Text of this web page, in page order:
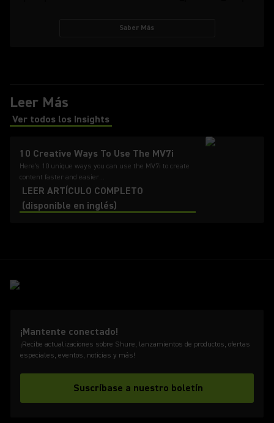
Saber Más
Leer Más
Ver todos los Insights
(Opens in a new tab)
10 Creative Ways To Use The MV7i
Here's 10 unique ways you can use the MV7i to create
content faster and easier...
LEER ARTÍCULO COMPLETO
(disponible en inglés)
¡Mantente conectado!
¡Recibe actualizaciones sobre Shure, lanzamientos de productos, ofertas
especiales, eventos, noticias y más!
Suscríbase a nuestro boletín